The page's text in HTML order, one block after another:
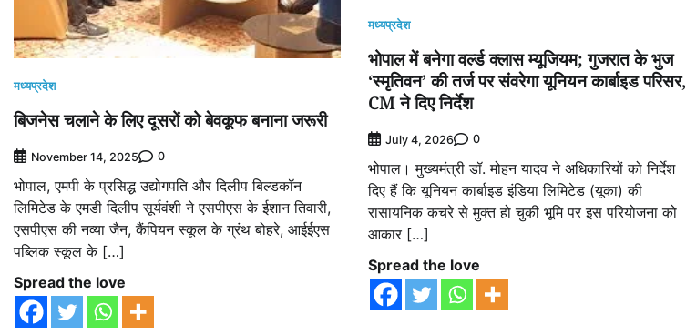
मध्यप्रदेश
बिजनेस चलाने के लिए दूसरों को बेवकूफ बनाना जरूरी
November 14, 2025 0
भोपाल, एमपी के प्रसिद्ध उद्योगपति और दिलीप बिल्डकॉन
लिमिटेड के एमडी दिलीप सूर्यवंशी ने एसपीएस के ईशान तिवारी,
एसपीएस की नव्या जैन, कैंपियन स्कूल के ग्रंथ बोहरे, आईईएस
पब्लिक स्कूल के […]
Spread the love
मध्यप्रदेश
भोपाल में बनेगा वर्ल्ड क्लास म्यूजियम; गुजरात के भुज
‘स्मृतिवन’ की तर्ज पर संवरेगा यूनियन कार्बाइड परिसर,
CM ने दिए निर्देश
July 4, 2026 0
भोपाल। मुख्यमंत्री डॉ. मोहन यादव ने अधिकारियों को निर्देश
दिए हैं कि यूनियन कार्बाइड इंडिया लिमिटेड (यूका) की
रासायनिक कचरे से मुक्त हो चुकी भूमि पर इस परियोजना को
आकार […]
Spread the love